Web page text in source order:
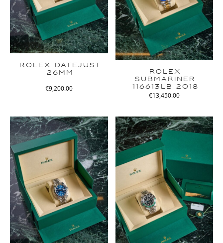
ROLEX DATEJUST
26MM
€9,200.00
ROLEX
SUBMARINER
116613LB 2018
€13,450.00